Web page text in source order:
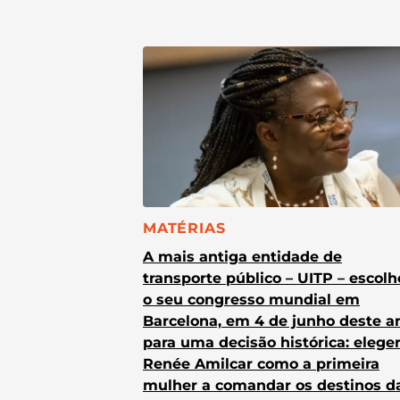
CATEGORIA:
MATÉRIAS
A mais antiga entidade de
transporte público – UITP –
o seu congresso mundial em
Barcelona, em 4 de junho deste
para uma decisão histórica: eleger
Renée Amilcar como a primeira
mulher a comandar os destinos